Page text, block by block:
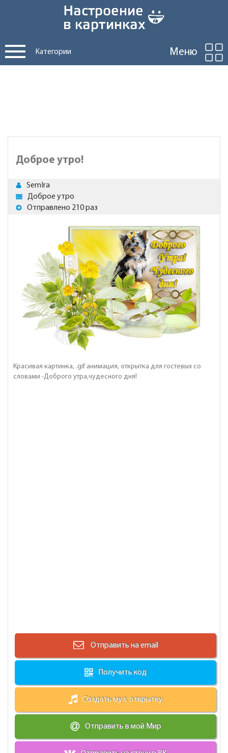
Категории Меню
Доброе утро!
SemIra
Доброе утро
Отправлено 210 раз
Красивая картинка, .gif анимация, открытка для гостевых со
словами -Доброго утра,чудесного дня!
Отправить на email
Получить код
Создать муз. открытку
Отправить в мой Мир